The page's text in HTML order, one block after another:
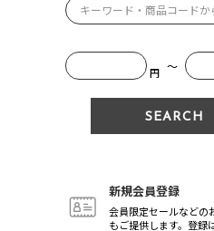
円 ～
新規会員登録
会員限定セールなどの
もご提供します。登録